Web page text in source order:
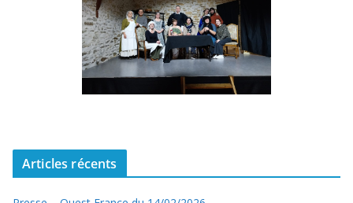
Articles récents